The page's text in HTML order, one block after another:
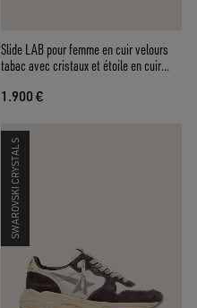
Slide LAB pour femme en cuir velours
tabac avec cristaux et étoile en cuir
1.900 €
SWAROVSKI CRYSTALS